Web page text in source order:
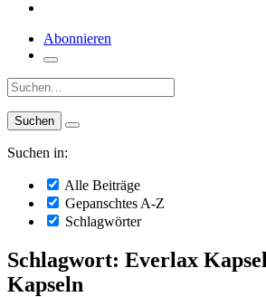
Abonnieren
Suche:
Suchen in:
Alle Beiträge
Gepanschtes A-Z
Schlagwörter
Schlagwort: Everlax
Kapseln